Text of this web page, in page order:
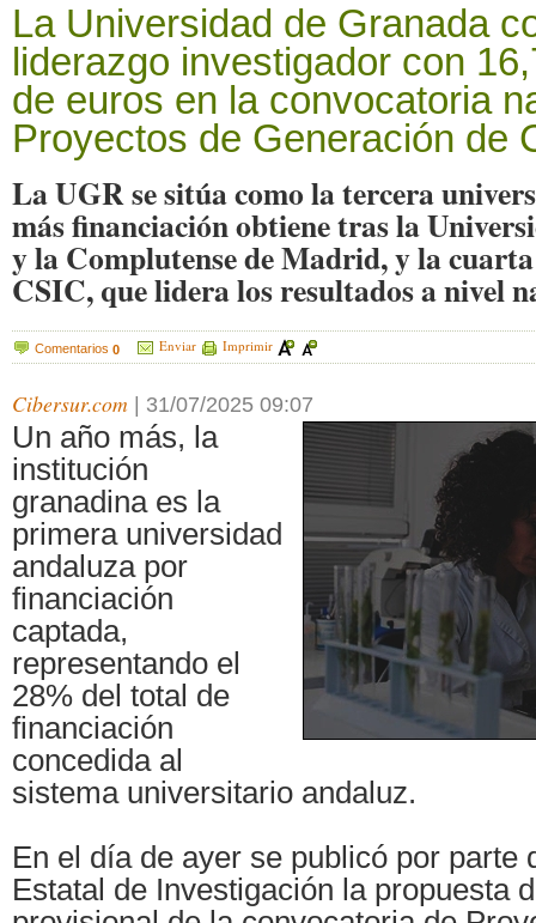
La Universidad de Granada
liderazgo investigador con
de euros en la convocatoria
Proyectos de Generación de
La UGR se sitúa como la tercera
más financiación obtiene tras la
y la Complutense de Madrid, y la
CSIC, que lidera los resultados a nivel
Comentarios 0 Enviar Imprimir
Cibersur.com 31/07/2025 09:07
Un año más, la
institución
granadina es la
primera universidad
andaluza por
financiación
captada,
representando el
28% del total de
financiación
concedida al
sistema universitario andaluz.
En el día de ayer se publicó por parte
Estatal de Investigación la propuesta